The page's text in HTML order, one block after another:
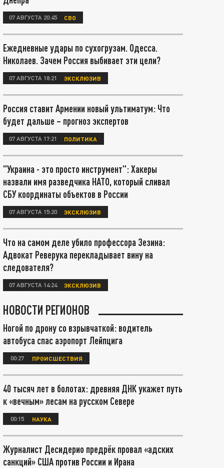
07 АВГУСТА 20:45 СВО
Ежедневные удары по сухогрузам. Одесса.
Николаев. Зачем Россия выбивает эти цели?
07 АВГУСТА 18:21 ЭКСКЛЮЗИВ
Россия ставит Армении новый ультиматум: Что
будет дальше – прогноз экспертов
07 АВГУСТА 17:21 ПОЛИТИКА
"Украина - это просто инструмент": Хакеры
назвали имя разведчика НАТО, который сливал
СБУ координаты объектов в России
07 АВГУСТА 15:20 ЭКСКЛЮЗИВ
Что на самом деле убило профессора Зезина:
Адвокат Реверука перекладывает вину на
следователя?
07 АВГУСТА 14:24 ЭКСКЛЮЗИВ
НОВОСТИ РЕГИОНОВ
Ногой по дрону со взрывчаткой: водитель
автобуса спас аэропорт Лейпцига
00:27 ПРОИСШЕСТВИЯ
40 тысяч лет в болотах: древняя ДНК укажет путь
к «вечным» лесам на русском Севере
00:15 НАУКА
Журналист Десидерио предрёк провал «адских
санкций» США против России и Ирана